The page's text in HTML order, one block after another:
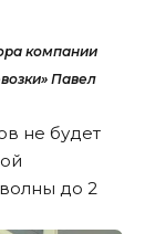
компании
Павел
не будет
до 2